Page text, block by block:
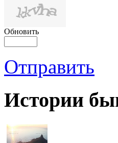
Обновить
Отправить
Истории